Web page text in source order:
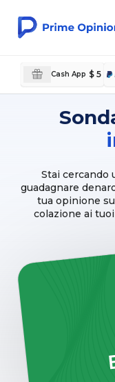
Cash App $ 5
Stai cercando
guadagnare
tua opinione
colazione ai